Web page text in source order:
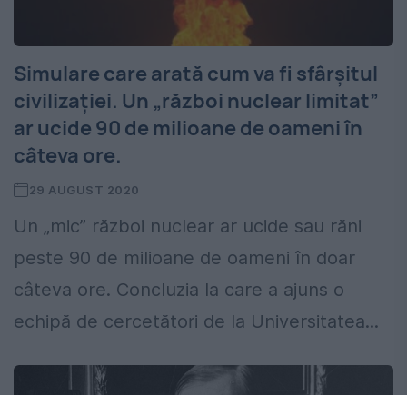
Simulare care arată cum va fi sfârșitul
civilizației. Un „război nuclear limitat”
ar ucide 90 de milioane de oameni în
câteva ore.
29 AUGUST 2020
Un „mic” război nuclear ar ucide sau răni
peste 90 de milioane de oameni în doar
câteva ore. Concluzia la care a ajuns o
echipă de cercetători de la Universitatea...